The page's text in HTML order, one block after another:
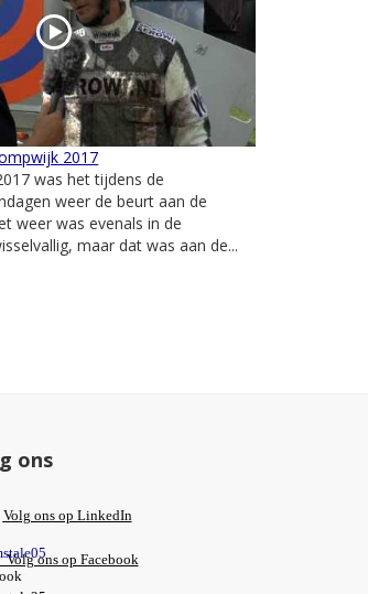
2017
was het tijdens de
weer de beurt aan de
weer was evenals in de
maar dat was aan de...
ons
Volg ons op LinkedIn
Volg ons op Facebook